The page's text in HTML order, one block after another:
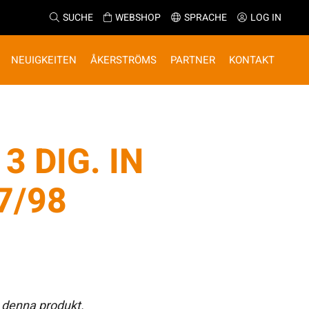
SUCHE WEBSHOP SPRACHE LOG IN
NEUIGKEITEN ÅKERSTRÖMS PARTNER KONTAKT
DIG. IN
98